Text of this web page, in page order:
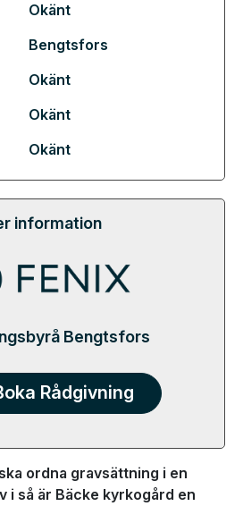
Okänt
Bengtsfors
Okänt
Okänt
Okänt
information
Bengtsfors
Rådgivning
ordna gravsättning i en
i så är Bäcke kyrkogård en